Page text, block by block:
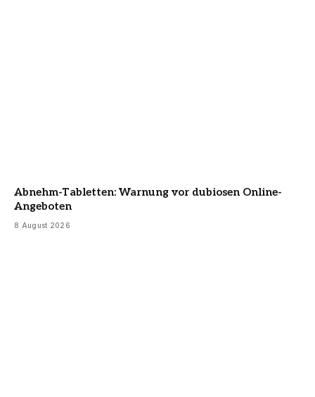
Abnehm-Tabletten: Warnung vor dubiosen Online-
Angeboten
8 August 2026